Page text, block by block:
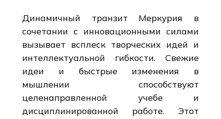
Динамичный транзит Меркурия в
сочетании с инновационными силами
вызывает всплеск творческих идей и
интеллектуальной гибкости. Свежие
идеи и быстрые изменения в
мышлении способствуют
целенаправленной учебе и
дисциплинированной работе. Этот